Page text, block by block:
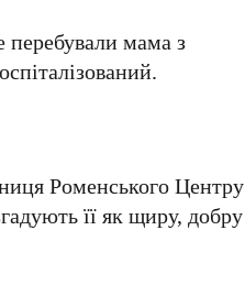
перебували мама з
Роменського Центру
її як щиру, добру